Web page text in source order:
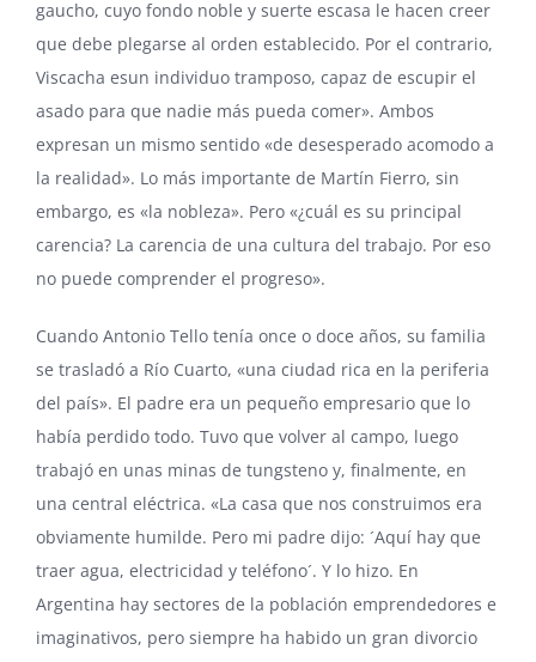
gaucho, cuyo fondo noble y suerte escasa le hacen creer
que debe plegarse al orden establecido. Por el contrario,
Viscacha esun individuo tramposo, capaz de escupir el
asado para que nadie más pueda comer». Ambos
expresan un mismo sentido «de desesperado acomodo a
la realidad». Lo más importante de Martín Fierro, sin
embargo, es «la nobleza». Pero «¿cuál es su principal
carencia? La carencia de una cultura del trabajo. Por eso
no puede comprender el progreso».
Cuando Antonio Tello tenía once o doce años, su familia
se trasladó a Río Cuarto, «una ciudad rica en la periferia
del país». El padre era un pequeño empresario que lo
había perdido todo. Tuvo que volver al campo, luego
trabajó en unas minas de tungsteno y, finalmente, en
una central eléctrica. «La casa que nos construimos era
obviamente humilde. Pero mi padre dijo: ´Aquí hay que
traer agua, electricidad y teléfono´. Y lo hizo. En
Argentina hay sectores de la población emprendedores e
imaginativos, pero siempre ha habido un gran divorcio